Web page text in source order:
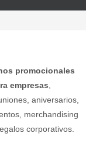
promocionales
empresas
aniversarios,
merchandising
corporativos.